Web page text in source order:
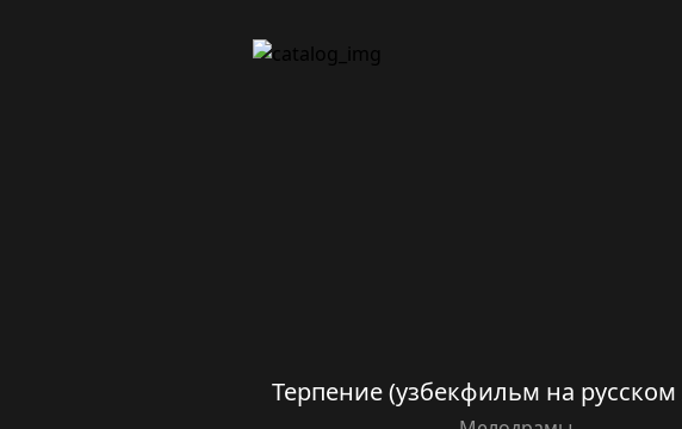
Терпение (узбекфильм на русском